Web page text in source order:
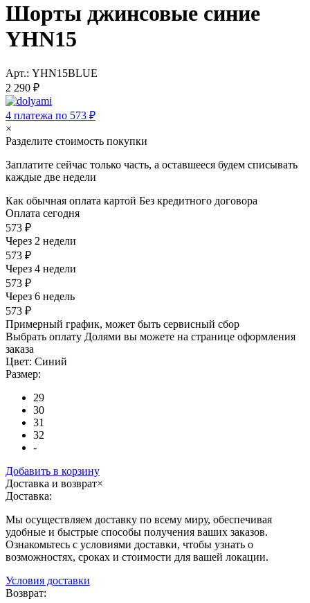
Шорты джинсовые синие
YHN15
Арт.: YHN15BLUE
2 290 ₽
4 платежа по 573 ₽
×
Разделите стоимость покупки
Заплатите сейчас только часть, а оставшееся будем списывать
каждые две недели
Как обычная оплата картой Без кредитного договора
Оплата сегодня
573 ₽
Через 2 недели
573 ₽
Через 4 недели
573 ₽
Через 6 недель
573 ₽
Примерный график, может быть сервисный сбор
Выбрать оплату Долями вы можете на странице оформления
заказа
Цвет: Синий
Размер:
29
30
31
32
-
Добавить в корзину
Доставка и возврат×
Доставка:
Мы осуществляем доставку по всему миру, обеспечивая
удобные и быстрые способы получения ваших заказов.
Ознакомьтесь с условиями доставки, чтобы узнать о
возможностях, сроках и стоимости для вашей локации.
Условия доставки
Возврат: